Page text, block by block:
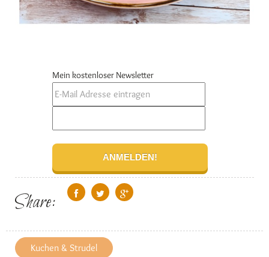
Mein kostenloser Newsletter
Share:
Kuchen & Strudel